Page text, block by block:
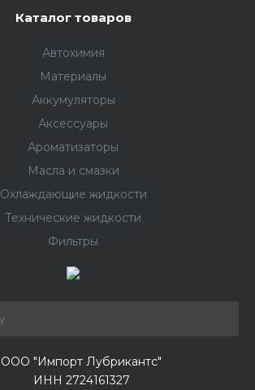
Каталог товаров
Автохимия
Материалы
Аккумуляторы
Аксессуары
Ароматизаторы
Масла и смазки
Охлаждающие жидкости
Технические жидкости
Фильтры
ООО "Импорт Лубрикантс"
ИНН 2724161327